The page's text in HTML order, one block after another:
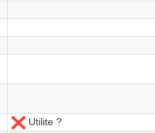
No
Utilite ?